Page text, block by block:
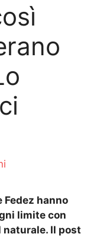
Fedez hanno
limite con
Il post